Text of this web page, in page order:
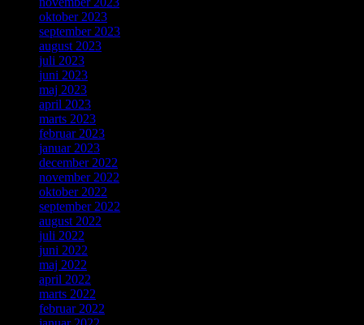
oktober 2023
september 2023
august 2023
juli 2023
juni 2023
maj 2023
april 2023
marts 2023
februar 2023
januar 2023
december 2022
november 2022
oktober 2022
september 2022
august 2022
juli 2022
juni 2022
maj 2022
april 2022
marts 2022
februar 2022